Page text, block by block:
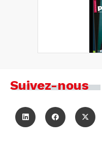
Suivez-nous